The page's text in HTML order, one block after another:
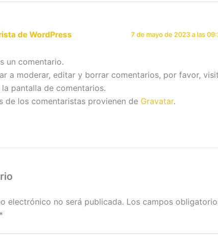
de WordPress 7 de mayo de 2023 a las
un comentario.
a moderar, editar y borrar comentarios, por favor,
pantalla de comentarios.
de los comentaristas provienen de Gravatar.
electrónico no será publicada. Los campos
*